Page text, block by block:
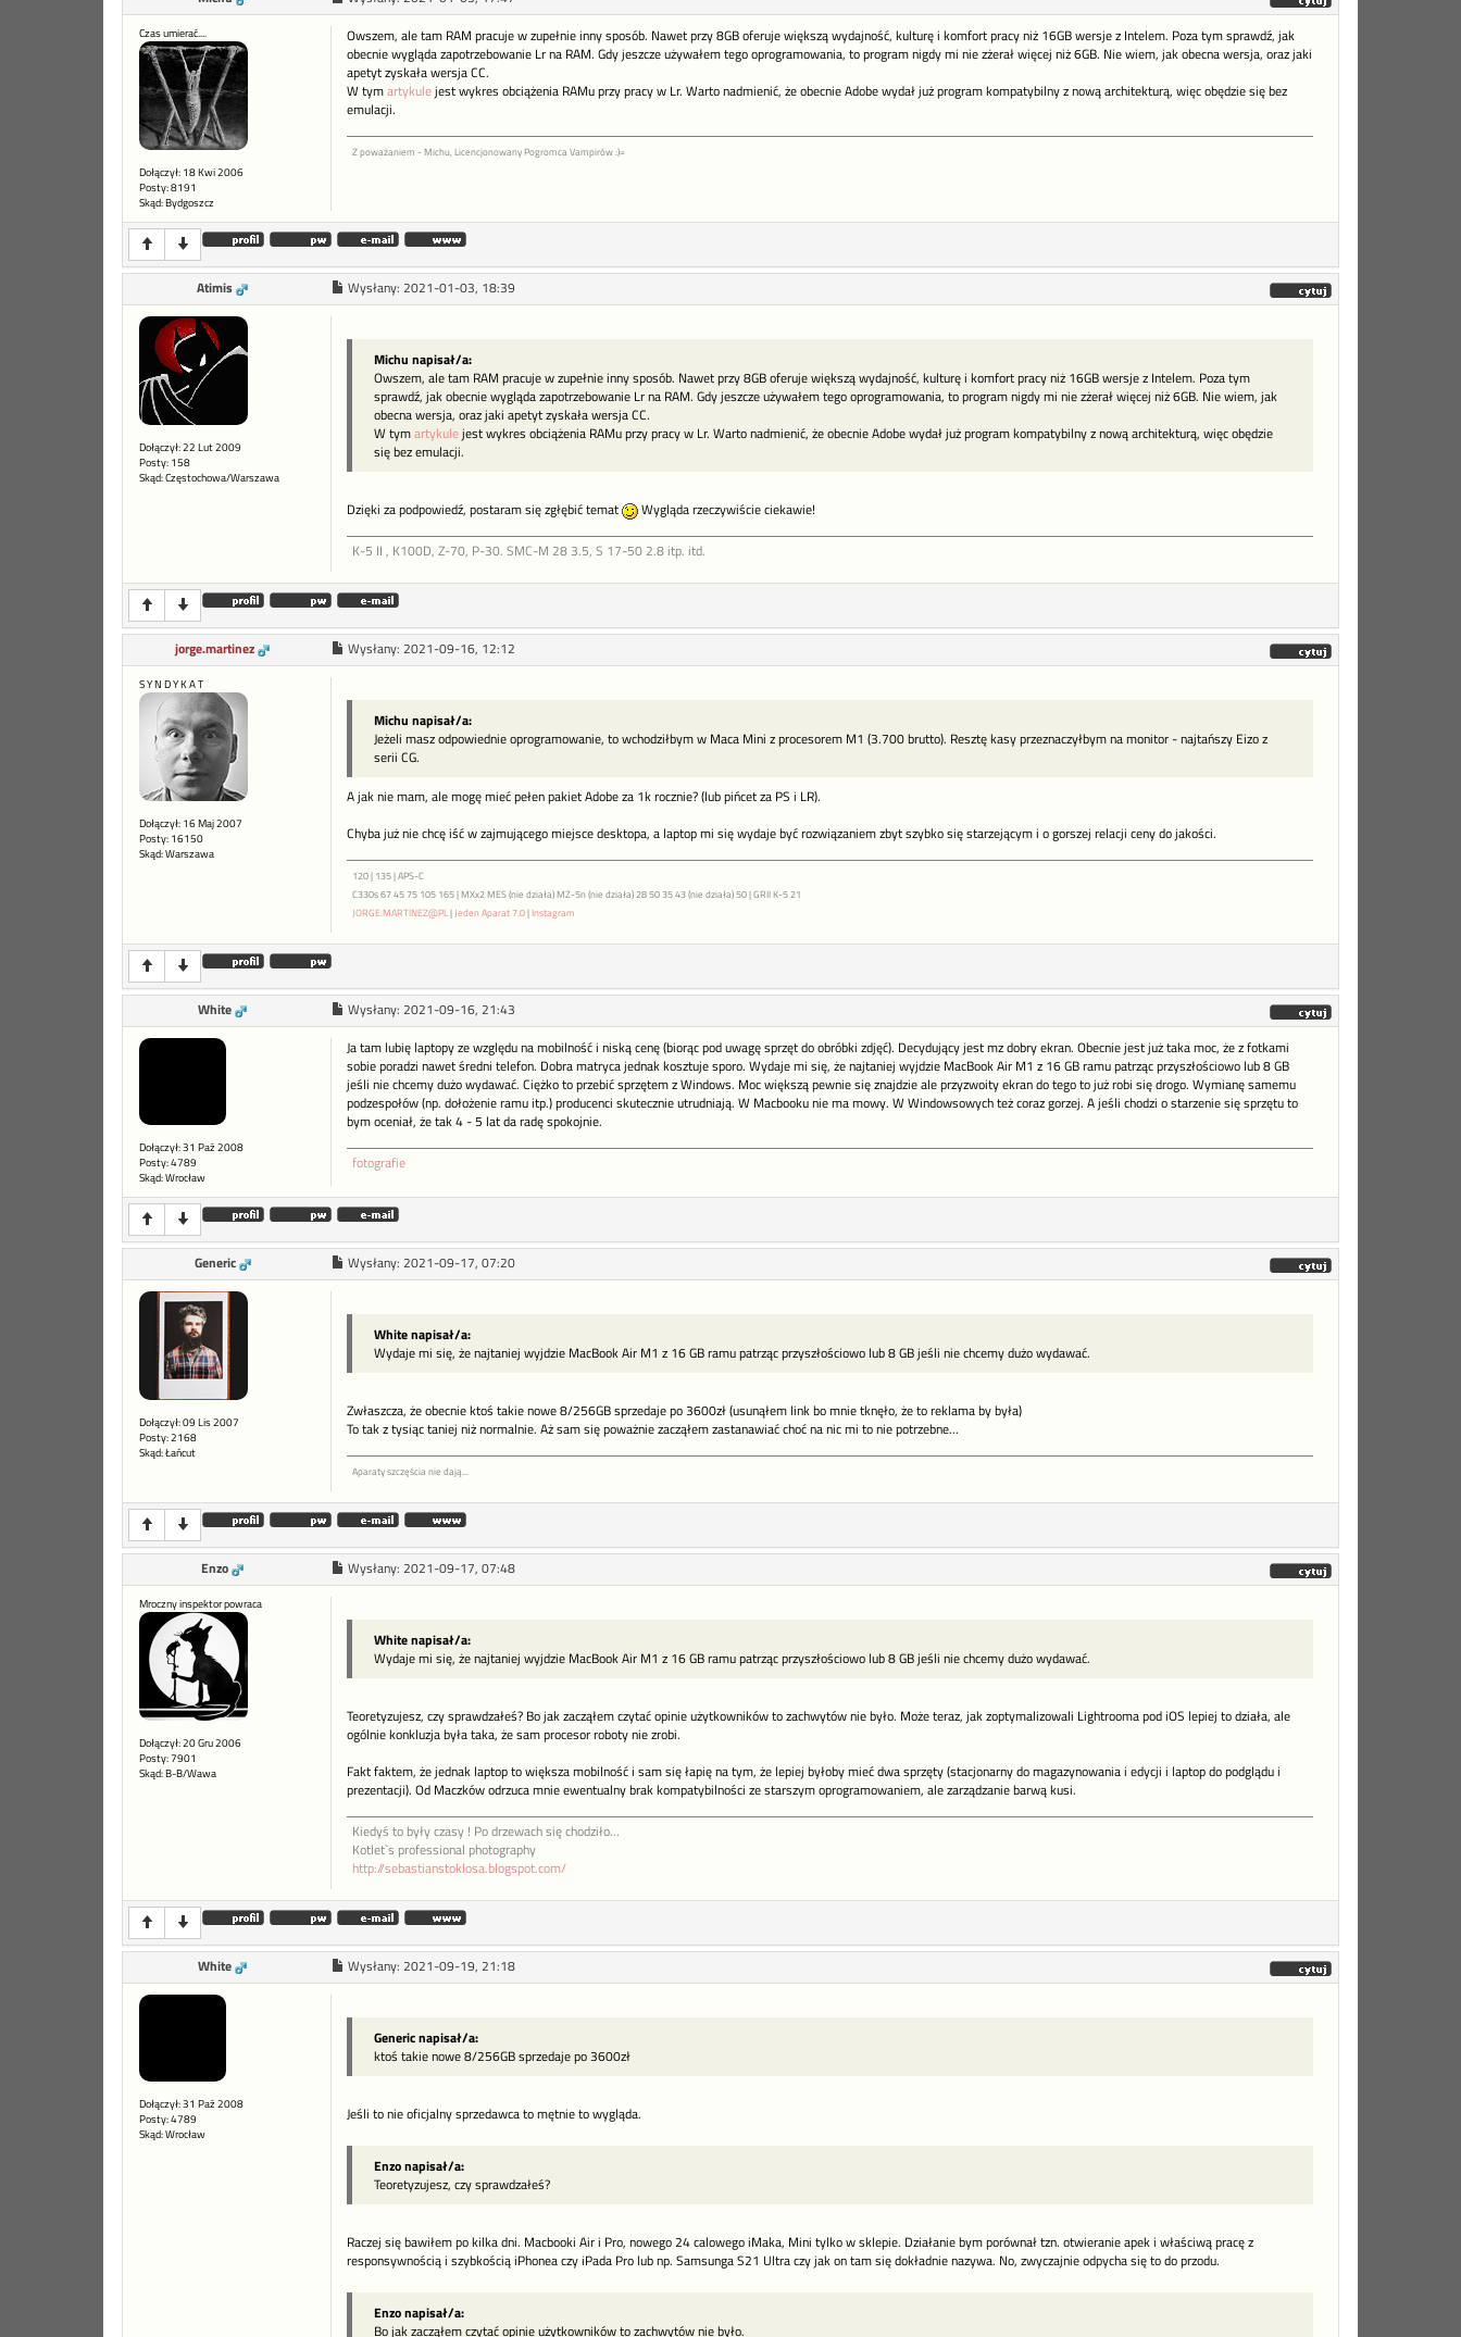
Czas umierać....
Dołączył: 18 Kwi 2006
Posty: 8191
Skąd: Bydgoszcz
Owszem, ale tam RAM pracuje w zupełnie inny sposób. Nawet przy 8GB oferuje większą wydajność, kulturę i komfort pracy niż 16GB wersje z Intelem. Poza tym sprawdź, jak
obecnie wygląda zapotrzebowanie Lr na RAM. Gdy jeszcze używałem tego oprogramowania, to program nigdy mi nie zżerał więcej niż 6GB. Nie wiem, jak obecna wersja, oraz jaki
apetyt zyskała wersja CC.
W tymartykulejest wykres obciążenia RAMu przy pracy w Lr. Warto nadmienić, że obecnie Adobe wydał już program kompatybilny z nową architekturą, więc obędzie się bez
emulacji.
Z poważaniem - Michu, Licencjonowany Pogromca Vampirów :)=
Atimis Wysłany: 2021-01-03, 18:39
Dołączył: 22 Lut 2009
Posty: 158
Skąd: Częstochowa/Warszawa
Michu napisał/a:
Owszem, ale tam RAM pracuje w zupełnie inny sposób. Nawet przy 8GB oferuje większą wydajność, kulturę i komfort pracy niż 16GB wersje z Intelem. Poza tym
sprawdź, jak obecnie wygląda zapotrzebowanie Lr na RAM. Gdy jeszcze używałem tego oprogramowania, to program nigdy mi nie zżerał więcej niż 6GB. Nie wiem, jak
obecna wersja, oraz jaki apetyt zyskała wersja CC.
W tymartykulejest wykres obciążenia RAMu przy pracy w Lr. Warto nadmienić, że obecnie Adobe wydał już program kompatybilny z nową architekturą, więc obędzie
się bez emulacji.
Dzięki za podpowiedź, postaram się zgłębić temat Wygląda rzeczywiście ciekawie!
K-5 II , K100D, Z-70, P-30. SMC-M 28 3.5, S 17-50 2.8 itp. itd.
jorge.martinez Wysłany: 2021-09-16, 12:12
S Y N D Y K A T
Dołączył: 16 Maj 2007
Posty: 16150
Skąd: Warszawa
Michu napisał/a:
Jeżeli masz odpowiednie oprogramowanie, to wchodziłbym w Maca Mini z procesorem M1 (3.700 brutto). Resztę kasy przeznaczyłbym na monitor - najtańszy Eizo z
serii CG.
A jak nie mam, ale mogę mieć pełen pakiet Adobe za 1k rocznie? (lub pińcet za PS i LR).
Chyba już nie chcę iść w zajmującego miejsce desktopa, a laptop mi się wydaje być rozwiązaniem zbyt szybko się starzejącym i o gorszej relacji ceny do jakości.
120 | 135 | APS-C
C330s 67 45 75 105 165 | MXx2 MES (nie działa) MZ-5n (nie działa) 28 50 35 43 (nie działa) 50 | GRII K-5 21
JORGE.MARTINEZ@PL| Jeden Aparat 7.0|Instagram
White Wysłany: 2021-09-16, 21:43
Dołączył: 31 Paź 2008
Posty: 4789
Skąd: Wrocław
Ja tam lubię laptopy ze względu na mobilność i niską cenę (biorąc pod uwagę sprzęt do obróbki zdjęć). Decydujący jest mz dobry ekran. Obecnie jest już taka moc, że z fotkami
sobie poradzi nawet średni telefon. Dobra matryca jednak kosztuje sporo. Wydaje mi się, że najtaniej wyjdzie MacBook Air M1 z 16 GB ramu patrząc przyszłościowo lub 8 GB
jeśli nie chcemy dużo wydawać. Ciężko to przebić sprzętem z Windows. Moc większą pewnie się znajdzie ale przyzwoity ekran do tego to już robi się drogo. Wymianę samemu
podzespołów (np. dołożenie ramu itp.) producenci skutecznie utrudniają. W Macbooku nie ma mowy. W Windowsowych też coraz gorzej. A jeśli chodzi o starzenie się sprzętu to
bym oceniał, że tak 4 - 5 lat da radę spokojnie.
fotografie
Generic Wysłany: 2021-09-17, 07:20
Dołączył: 09 Lis 2007
Posty: 2168
Skąd: Łańcut
White napisał/a:
Wydaje mi się, że najtaniej wyjdzie MacBook Air M1 z 16 GB ramu patrząc przyszłościowo lub 8 GB jeśli nie chcemy dużo wydawać.
Zwłaszcza, że obecnie ktoś takie nowe 8/256GB sprzedaje po 3600zł (usunąłem link bo mnie tknęło, że to reklama by była)
To tak z tysiąc taniej niż normalnie. Aż sam się poważnie zacząłem zastanawiać choć na nic mi to nie potrzebne...
Aparaty szczęścia nie dają...
Enzo Wysłany: 2021-09-17, 07:48
Mroczny inspektor powraca
Dołączył: 20 Gru 2006
Posty: 7901
Skąd: B-B/Wawa
White napisał/a:
Wydaje mi się, że najtaniej wyjdzie MacBook Air M1 z 16 GB ramu patrząc przyszłościowo lub 8 GB jeśli nie chcemy dużo wydawać.
Teoretyzujesz, czy sprawdzałeś? Bo jak zacząłem czytać opinie użytkowników to zachwytów nie było. Może teraz, jak zoptymalizowali Lightrooma pod iOS lepiej to działa, ale
ogólnie konkluzja była taka, że sam procesor roboty nie zrobi.
Fakt faktem, że jednak laptop to większa mobilność i sam się łapię na tym, że lepiej byłoby mieć dwa sprzęty (stacjonarny do magazynowania i edycji i laptop do podglądu i
prezentacji). Od Maczków odrzuca mnie ewentualny brak kompatybilności ze starszym oprogramowaniem, ale zarządzanie barwą kusi.
Kiedyś to były czasy ! Po drzewach się chodziło...
Kotlet`s professional photography
http://sebastianstoklosa.blogspot.com/
White Wysłany: 2021-09-19, 21:18
Dołączył: 31 Paź 2008
Posty: 4789
Skąd: Wrocław
Generic napisał/a:
ktoś takie nowe 8/256GB sprzedaje po 3600zł
Jeśli to nie oficjalny sprzedawca to mętnie to wygląda.
Enzo napisał/a:
Teoretyzujesz, czy sprawdzałeś?
Raczej się bawiłem po kilka dni. Macbooki Air i Pro, nowego 24 calowego iMaka, Mini tylko w sklepie. Działanie bym porównał tzn. otwieranie apek i właściwą pracę z
responsywnością i szybkością iPhonea czy iPada Pro lub np. Samsunga S21 Ultra czy jak on tam się dokładnie nazywa. No, zwyczajnie odpycha się to do przodu.
Enzo napisał/a:
Bo jak zacząłem czytać opinie użytkowników to zachwytów nie było.